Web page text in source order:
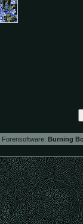
Forensoftware: Burning